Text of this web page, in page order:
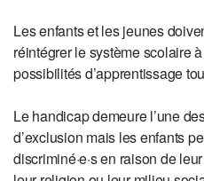
Les enfants et les jeunes
réintégrer le système scolaire
possibilités d’apprentissage
Le handicap demeure l’une
d’exclusion mais les enfants
discriminé·e·s en raison de